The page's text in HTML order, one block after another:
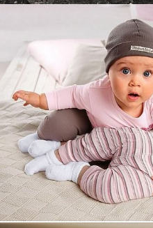
Увеличили
магазину
Смотреть